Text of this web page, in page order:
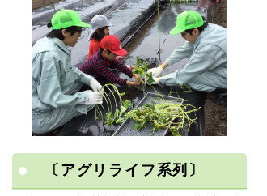
〔アグリライフ系列〕